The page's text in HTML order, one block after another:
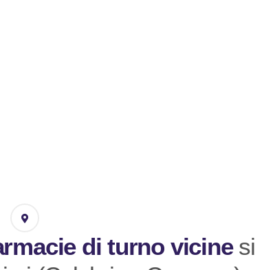
di turno vicine si